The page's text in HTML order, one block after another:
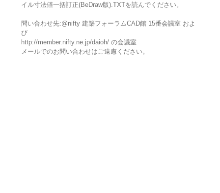
イル寸法値一括訂正(BeDraw版).TXTを読んでください。
問い合わせ先:@nifty 建築フォーラムCAD館 15番会議室 およ
び
http://member.nifty.ne.jp/daioh/ の会議室
メールでのお問い合わせはご遠慮ください。